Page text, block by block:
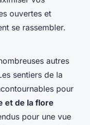
ouvertes et
se rassembler.
autres
sentiers de la
pour
et de la flore
pour une vue